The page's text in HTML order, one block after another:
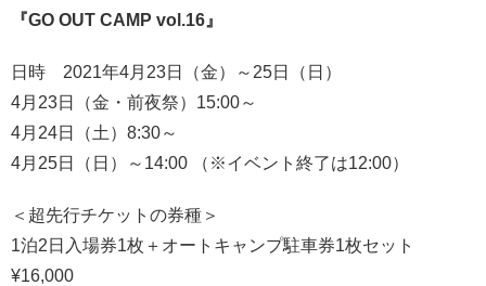
『GO OUT CAMP vol.16』
日時 2021年4月23日（金）～25日（日）
4月23日（金・前夜祭）15:00～
4月24日（土）8:30～
4月25日（日）～14:00 （※イベント終了は12:00）
＜超先行チケットの券種＞
1泊2日入場券1枚＋オートキャンプ駐車券1枚セット
¥16,000